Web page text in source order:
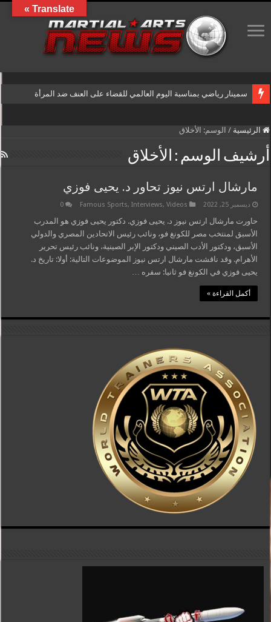
سمينار رياضي بمناسبة اليوم العالمي للقضاء على العنف ضد المرأة
الرئيسية / الوسم: الأخلاق
أرشيف الوسم : الأخلاق
مارشال ارتس نيوز تحاور د. يحيى فوزي
ديسمبر 25, 2022 Famous Sports, Interviews, Videos
0
حاورت مارشال ارتس نيوز د. يحيى فوزي. دكتور يحيى فوزي هو المدرب
الأسبق لمنتخب مصر للكونغ فو، ونائب رئيس الاتحادين المصري والدولي
الأسبق، ودكتور الأدب الصيني ودكتور الإبر الصينية، ونائب رئيس تحرير
الأهرام. وقد ناقشت مارشال ارتس نيوز الموضوعات التالية: أولا: تاريخ د.
يحيى فوزي في الكونغ فو ثانيا: سفره …
أكمل القراءة »
Translate »